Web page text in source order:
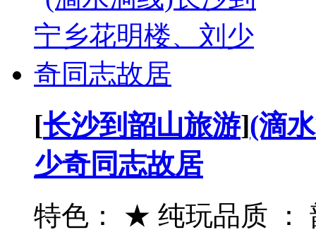
[长沙到韶山旅游](滴
少奇同志故居
特色： ★ 纯玩品质 ：